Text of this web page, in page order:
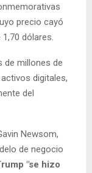
precio cayó
dólares.
de millones de
digitales,
del
Newsom,
de negocio
"se hizo